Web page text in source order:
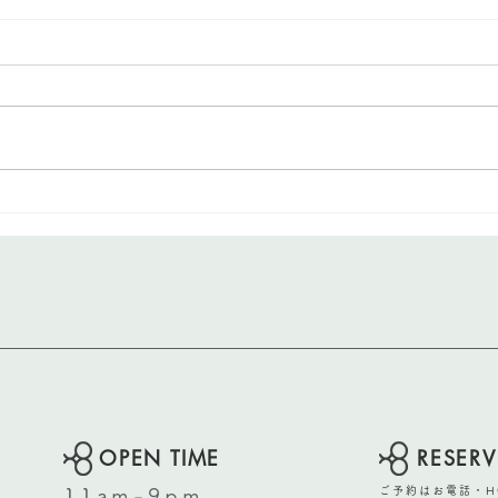
水
ー
​OPEN TIME
ご予約はお電話・